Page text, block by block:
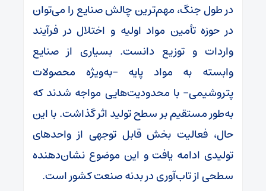
در طول جنگ، مهم‌ترین چالش صنایع را می‌توان
در حوزه تأمین مواد اولیه و اختلال در فرآیند
واردات و توزیع دانست. بسیاری از صنایع
وابسته به مواد پایه -به‌ویژه محصولات
پتروشیمی- با محدودیت‌هایی مواجه شدند که
به‌طور مستقیم بر سطح تولید اثر گذاشت. با این
حال، فعالیت بخش قابل توجهی از واحدهای
تولیدی ادامه یافت و این موضوع نشان‌دهنده
سطحی از تاب‌آوری در بدنه صنعت کشور است.